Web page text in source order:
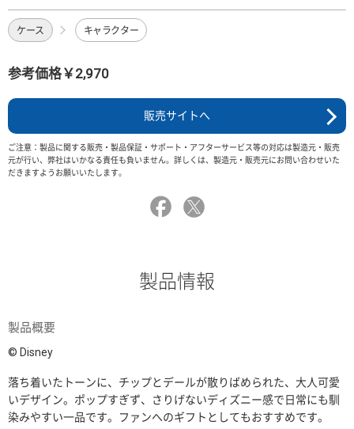
ケース キャラクター
参考価格￥2,970
販売サイトへ
ご注意：製品に関する販売・製品保証・サポート・アフターサービス等の対応は製造元・販売
元が行い、弊社はいかなる責任も負いません。詳しくは、製造元・販売元にお問い合わせいた
だきますようお願いいたします。
製品情報
製品概要
© Disney
落ち着いたトーンに、チップとデールが散りばめられた、大人可愛
いデザイン。ポップすぎず、さりげないディズニー感で日常にも馴
染みやすい一品です。ファンへのギフトとしてもおすすめです。